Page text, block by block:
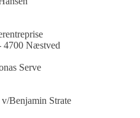
4700 Næstved
Serve
Benjamin Strate